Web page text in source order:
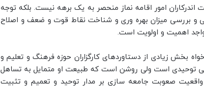
امور اقامه نماز منحصر به یک برهه نیست. بلکه توجه
و بررسی میزان بهره وری و شناخت نقاط قوت و ضعف و اصلاح
اهمیت و اولویت است.
بخش زیادی از دستاوردهای کارگزاران حوزه فرهنگ و تعلیم و
توحیدی است ولی روشن است که طبیعت او متمایل به تساهل
صعوبت جامعه سازی بر مدار توحید و تعمیم و تثبیت